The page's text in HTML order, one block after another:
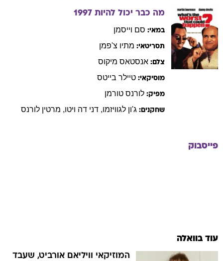
מה כבר יכול להיות 1997
במאי: סם וייסמן
תסריטאי: מתיו צ'פמן
צלם: אנסטאס מיקוס
מוסיקאי: טיילר בייטס
מפיק: לורנס טורמן
שחקנים: ג'ון לגוויזמו, דני דה ויטו, מרטין לורנס
פייסבוק
עוד בוואלה
המוזיקאי וויליאם אורביט, שעבד